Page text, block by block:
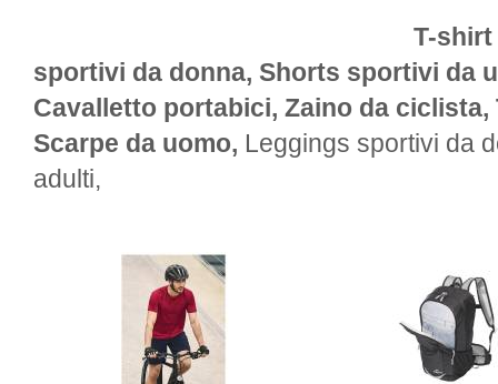
T-
sportivi da donna, Shorts sportivi da
Cavalletto portabici, Zaino da
Scarpe da uomo, Leggings sportivi da
adulti,